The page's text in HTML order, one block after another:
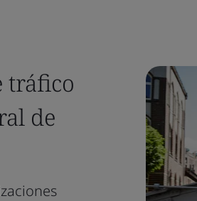
tráfico
de